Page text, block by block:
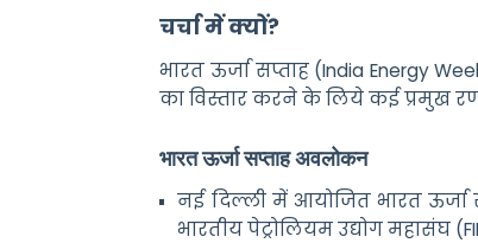
चर्चा में क्यों?
भारत ऊर्जा सप्ताह (India Energy
का विस्तार करने के लिये कई प्रमुख
भारत ऊर्जा सप्ताह अवलोकन
नई दिल्ली में आयोजित भारत
भारतीय पेट्रोलियम उद्योग महासंघ